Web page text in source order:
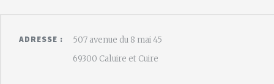
ADRESSE :
507 avenue du 8 mai 45
69300 Caluire et Cuire